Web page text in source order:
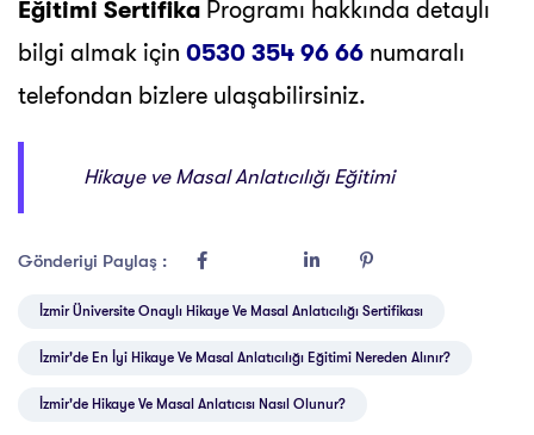
Eğitimi Sertifika Programı hakkında detaylı
bilgi almak için 0530 354 96 66 numaralı
telefondan bizlere ulaşabilirsiniz.
Hikaye ve Masal Anlatıcılığı Eğitimi
Gönderiyi Paylaş :
İzmir Üniversite Onaylı Hikaye Ve Masal Anlatıcılığı Sertifikası
İzmir'de En İyi Hikaye Ve Masal Anlatıcılığı Eğitimi Nereden Alınır?
İzmir'de Hikaye Ve Masal Anlatıcısı Nasıl Olunur?